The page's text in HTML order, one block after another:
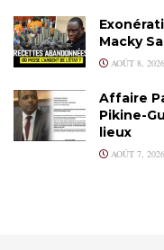
Macky
AOÛT 8, 2026
Affaire
Pikine-
lieux
AOÛT 7, 2026